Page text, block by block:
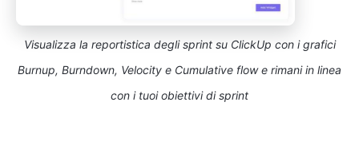
Visualizza la reportistica degli sprint su ClickUp con i grafici
Burnup, Burndown, Velocity e Cumulative flow e rimani in linea
con i tuoi obiettivi di sprint